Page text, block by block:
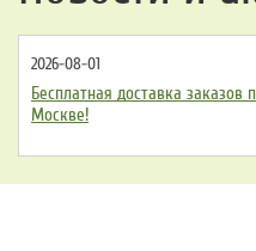
2026-08-01
Бесплатная доставка заказов
Москве!